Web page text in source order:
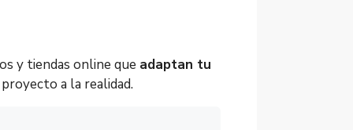
y tiendas online que adaptan tu
a la realidad.